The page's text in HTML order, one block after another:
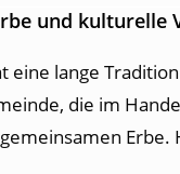
und kulturelle
eine lange
die im